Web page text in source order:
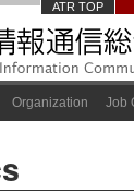
ATR TOP
Organization Job